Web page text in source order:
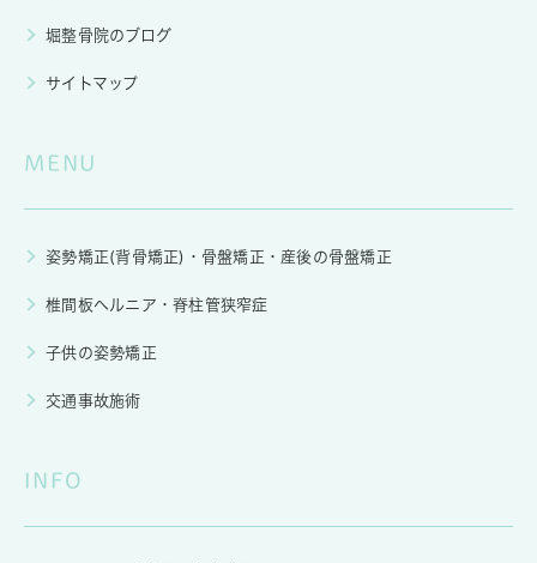
堀整骨院のブログ
サイトマップ
MENU
姿勢矯正(背骨矯正)・骨盤矯正・産後の骨盤矯正
椎間板ヘルニア・脊柱管狭窄症
子供の姿勢矯正
交通事故施術
INFO